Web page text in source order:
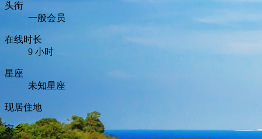
头衔
一般会员
在线时长
9 小时
星座
未知星座
现居住地
家乡